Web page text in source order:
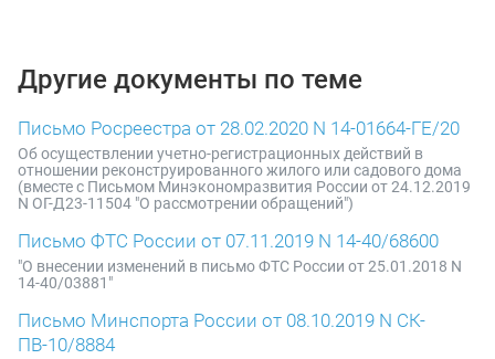
Другие документы по теме
Письмо Росреестра от 28.02.2020 N 14-01664-ГЕ/20
Об осуществлении учетно-регистрационных действий в
отношении реконструированного жилого или садового дома
(вместе с Письмом Минэкономразвития России от 24.12.2019
N ОГ-Д23-11504 "О рассмотрении обращений")
Письмо ФТС России от 07.11.2019 N 14-40/68600
"О внесении изменений в письмо ФТС России от 25.01.2018 N
14-40/03881"
Письмо Минспорта России от 08.10.2019 N СК-
ПВ-10/8884